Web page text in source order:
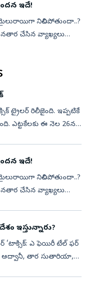
యశ్‌ స్పందన ఇదే!
నిలిచిపోతుందా..?
చేసిన వ్యాఖ్యలు
ట్రైలర్ రిలీజైంది. ఇప్పటికే
ఎట్టకేలకు ఈ నెల 26న
యశ్‌ స్పందన ఇదే!
నిలిచిపోతుందా..?
చేసిన వ్యాఖ్యలు
ఇస్తున్నారు?
ఎ ఫెయిరీ టేల్‌ ఫర్‌
అద్వానీ, తార సుతారియా,